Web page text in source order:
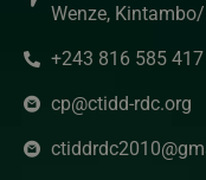
Wenze,
+243 816 585 417
cp@ctidd-rdc.org